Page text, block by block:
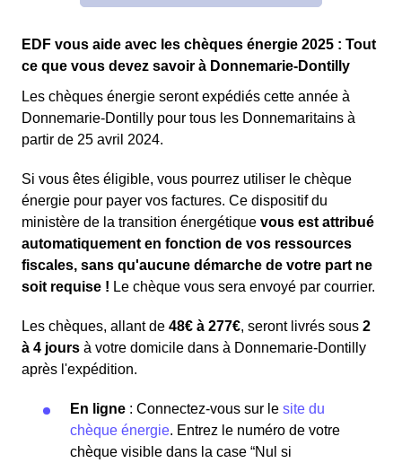
EDF vous aide avec les chèques énergie 2025 : Tout
ce que vous devez savoir à Donnemarie-Dontilly
Les chèques énergie seront expédiés cette année à
Donnemarie-Dontilly pour tous les Donnemaritains à
partir de 25 avril 2024.
Si vous êtes éligible, vous pourrez utiliser le chèque
énergie pour payer vos factures. Ce dispositif du
ministère de la transition énergétique vous est attribué
automatiquement en fonction de vos ressources
fiscales, sans qu'aucune démarche de votre part ne
soit requise ! Le chèque vous sera envoyé par courrier.
Les chèques, allant de 48€ à 277€, seront livrés sous 2
à 4 jours à votre domicile dans à Donnemarie-Dontilly
après l'expédition.
En ligne : Connectez-vous sur le site du
chèque énergie. Entrez le numéro de votre
chèque visible dans la case “Nul si